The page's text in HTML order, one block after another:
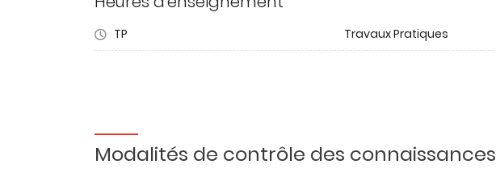
TP Travaux Pratiques
Modalités de contrôle des connaissances